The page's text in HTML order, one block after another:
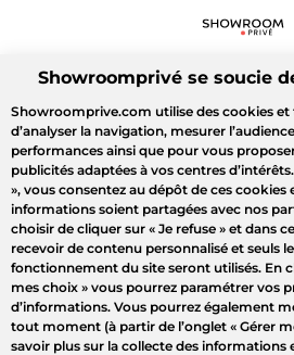
Showroomprivé se soucie
Showroomprive.com utilise des cookies
d’analyser la navigation, mesurer
performances ainsi que pour vous
publicités adaptées à vos centres
», vous consentez au dépôt de ces
informations soient partagées avec nos
choisir de cliquer sur « Je refuse » et dans
recevoir de contenu personnalisé et seuls
fonctionnement du site seront utilisés. En
mes choix » vous pourrez paramétrer vos
d’informations. Vous pourrez également
tout moment (à partir de l’onglet « Gérer
savoir plus sur la collecte des informations